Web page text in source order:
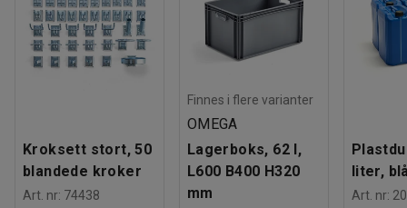
Kroksett stort, 50
blandede kroker
Art. nr: 74438
Finnes i flere varianter
OMEGA
Lagerboks, 62 l,
L600 B400 H320
mm
liter,
Art. nr: